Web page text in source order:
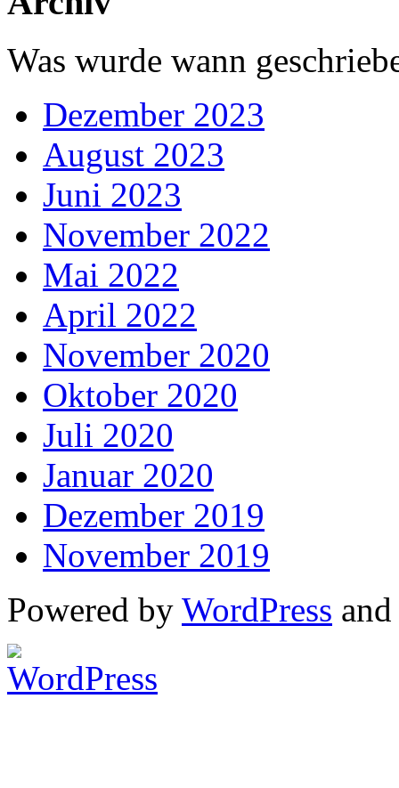
Was wurde wann
Dezember 2023
August 2023
Juni 2023
November 2022
Mai 2022
April 2022
November 2020
Oktober 2020
Juli 2020
Januar 2020
Dezember 2019
November 2019
Powered by WordPress